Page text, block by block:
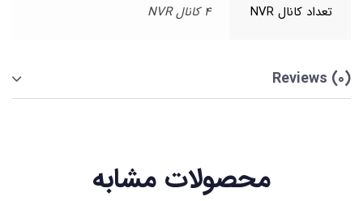
تعداد کانال NVR 4 کانال NVR
Reviews (0)
محصولات مشابه